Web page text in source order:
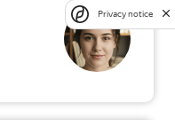
Privacy notice